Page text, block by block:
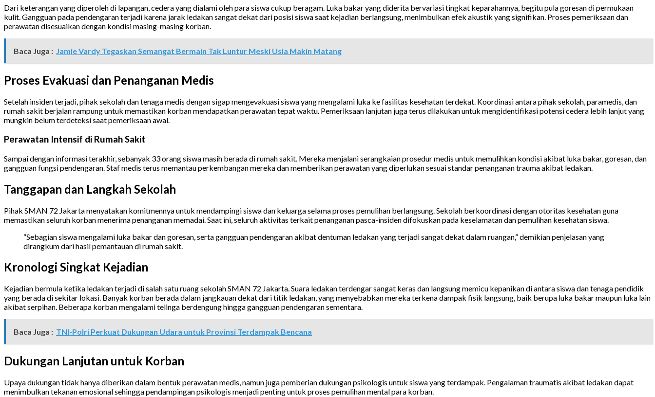
Dari keterangan yang diperoleh di lapangan, cedera yang dialami oleh para siswa cukup beragam. Luka bakar yang diderita bervariasi tingkat keparahannya, begitu pula goresan di permukaan
kulit. Gangguan pada pendengaran terjadi karena jarak ledakan sangat dekat dari posisi siswa saat kejadian berlangsung, menimbulkan efek akustik yang signifikan. Proses pemeriksaan dan
perawatan disesuaikan dengan kondisi masing-masing korban.
Baca Juga : Jamie Vardy Tegaskan Semangat Bermain Tak Luntur Meski Usia Makin Matang
Proses Evakuasi dan Penanganan Medis
Setelah insiden terjadi, pihak sekolah dan tenaga medis dengan sigap mengevakuasi siswa yang mengalami luka ke fasilitas kesehatan terdekat. Koordinasi antara pihak sekolah, paramedis, dan
rumah sakit berjalan rampung untuk memastikan korban mendapatkan perawatan tepat waktu. Pemeriksaan lanjutan juga terus dilakukan untuk mengidentifikasi potensi cedera lebih lanjut yang
mungkin belum terdeteksi saat pemeriksaan awal.
Perawatan Intensif di Rumah Sakit
Sampai dengan informasi terakhir, sebanyak 33 orang siswa masih berada di rumah sakit. Mereka menjalani serangkaian prosedur medis untuk memulihkan kondisi akibat luka bakar, goresan, dan
gangguan fungsi pendengaran. Staf medis terus memantau perkembangan mereka dan memberikan perawatan yang diperlukan sesuai standar penanganan trauma akibat ledakan.
Tanggapan dan Langkah Sekolah
Pihak SMAN 72 Jakarta menyatakan komitmennya untuk mendampingi siswa dan keluarga selama proses pemulihan berlangsung. Sekolah berkoordinasi dengan otoritas kesehatan guna
memastikan seluruh korban menerima penanganan memadai. Saat ini, seluruh aktivitas terkait penanganan pasca-insiden difokuskan pada keselamatan dan pemulihan kesehatan siswa.
“Sebagian siswa mengalami luka bakar dan goresan, serta gangguan pendengaran akibat dentuman ledakan yang terjadi sangat dekat dalam ruangan,” demikian penjelasan yang
dirangkum dari hasil pemantauan di rumah sakit.
Kronologi Singkat Kejadian
Kejadian bermula ketika ledakan terjadi di salah satu ruang sekolah SMAN 72 Jakarta. Suara ledakan terdengar sangat keras dan langsung memicu kepanikan di antara siswa dan tenaga pendidik
yang berada di sekitar lokasi. Banyak korban berada dalam jangkauan dekat dari titik ledakan, yang menyebabkan mereka terkena dampak fisik langsung, baik berupa luka bakar maupun luka lain
akibat serpihan. Beberapa korban mengalami telinga berdengung hingga gangguan pendengaran sementara.
Baca Juga : TNI-Polri Perkuat Dukungan Udara untuk Provinsi Terdampak Bencana
Dukungan Lanjutan untuk Korban
Upaya dukungan tidak hanya diberikan dalam bentuk perawatan medis, namun juga pemberian dukungan psikologis untuk siswa yang terdampak. Pengalaman traumatis akibat ledakan dapat
menimbulkan tekanan emosional sehingga pendampingan psikologis menjadi penting untuk proses pemulihan mental para korban.